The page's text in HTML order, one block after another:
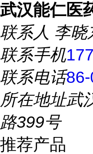
武汉能仁医
联系人 李晓
联系手机
联系电话
所在地址武
路399号
推荐产品